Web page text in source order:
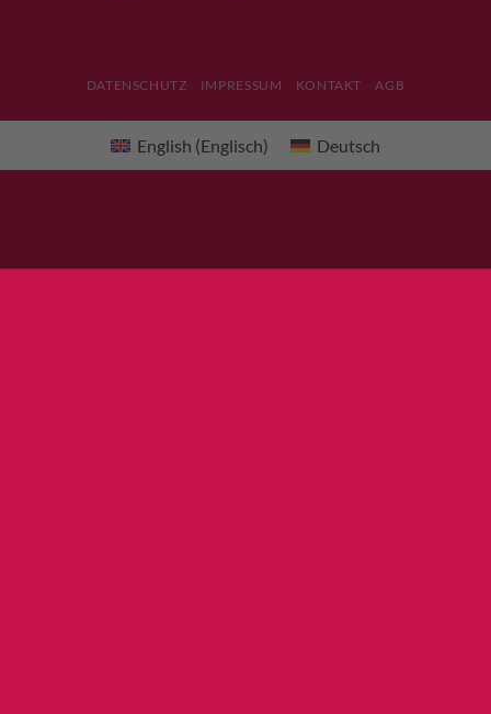
DATENSCHUTZ IMPRESSUM KONTAKT AGB
English (Englisch) Deutsch